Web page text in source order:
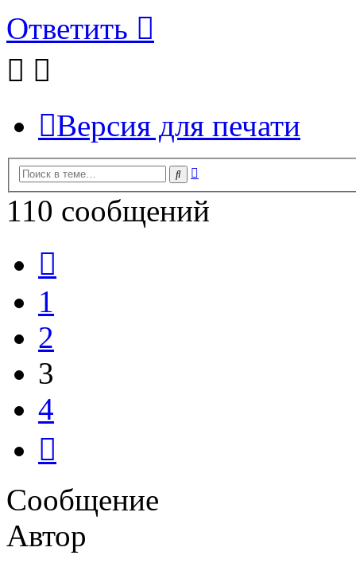
Ответить
Версия для печати
Поиск
110 сообщений
1
2
3
4
Сообщение
Автор